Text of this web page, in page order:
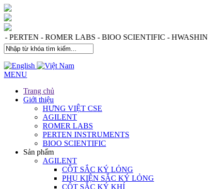
- PERTEN - ROMER LABS - BIOO SCIENTIFIC -
MENU
Trang chủ
Giới thiệu
HƯNG VIỆT CSE
AGILENT
ROMER LABS
PERTEN INSTRUMENTS
BIOO SCIENTIFIC
Sản phẩm
AGILENT
CỘT SẮC KÝ LỎNG
PHỤ KIỆN SẮC KÝ LỎNG
CỘT SẮC KÝ KHÍ